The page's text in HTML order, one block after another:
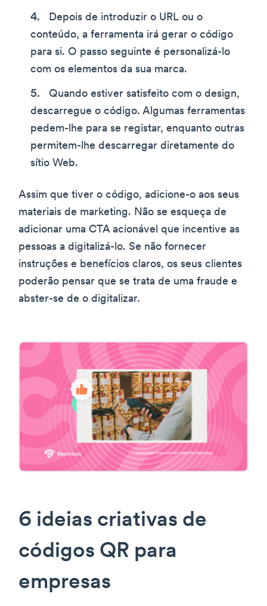
Depois de introduzir o URL ou o
conteúdo, a ferramenta irá gerar o código
para si. O passo seguinte é personalizá-lo
com os elementos da sua marca.
Quando estiver satisfeito com o design,
descarregue o código. Algumas ferramentas
pedem-lhe para se registar, enquanto outras
permitem-lhe descarregar diretamente do
sítio Web.
Assim que tiver o código, adicione-o aos seus
materiais de marketing. Não se esqueça de
adicionar uma CTA acionável que incentive as
pessoas a digitalizá-lo. Se não fornecer
instruções e benefícios claros, os seus clientes
poderão pensar que se trata de uma fraude e
abster-se de o digitalizar.
6 ideias criativas de
códigos QR para
empresas